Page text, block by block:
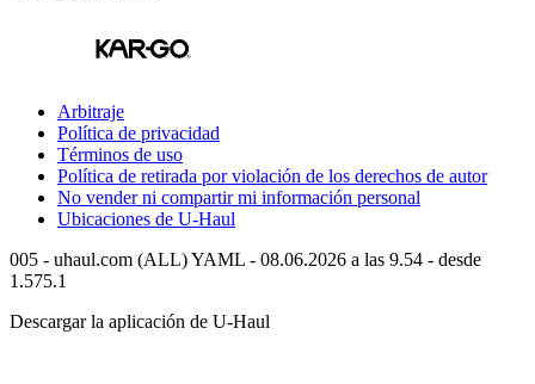
Arbitraje
Política de privacidad
Términos de uso
Política de retirada por violación de los derechos de autor
No vender ni compartir mi información personal
Ubicaciones de U-Haul
005 - uhaul.com (ALL) YAML - 08.06.2026 a las 9.54 - desde
1.575.1
Descargar la aplicación de U-Haul